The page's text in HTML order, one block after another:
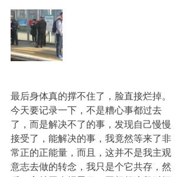
最后身体真的撑不住了，脸直接烂掉。
今天要记录一下，不是糟心事都过去
了，而是解决不了的事，发现自己慢慢
接受了，能解决的事，我竟然等来了非
常正的正能量，而且，这并不是我主观
意志去做的转念，我只是个它共存，然